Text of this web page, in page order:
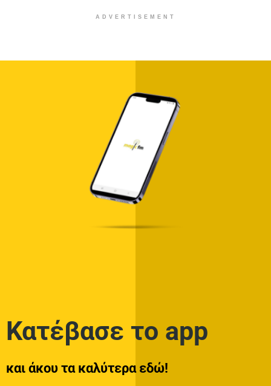
ADVERTISEMENT
Κατέβασε το app
και άκου τα καλύτερα εδώ!